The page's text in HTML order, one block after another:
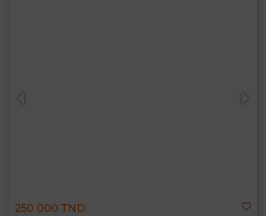
250 000 TND